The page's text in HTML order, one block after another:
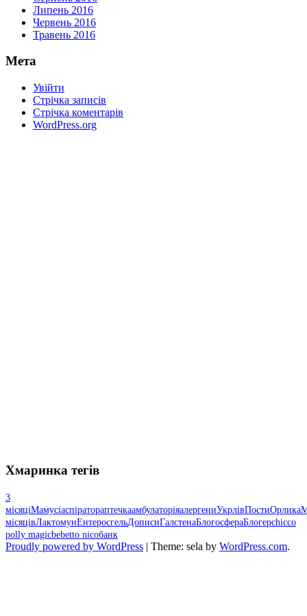
Липень 2016
Червень 2016
Травень 2016
Мета
Увійти
Стрічка записів
Стрічка коментарів
WordPress.org
Хмаринка тегів
3
місяціМамусіаспіратораптечкаамбулаторіяалергениУкрлівПостиОрлика
місяцівЛактомунЕнтеросгельДописиГалстенаБлогосфераБлогерchicco
polly magicbebetto nicoбанк
Proudly powered by WordPress | Theme: sela by WordPress.com.